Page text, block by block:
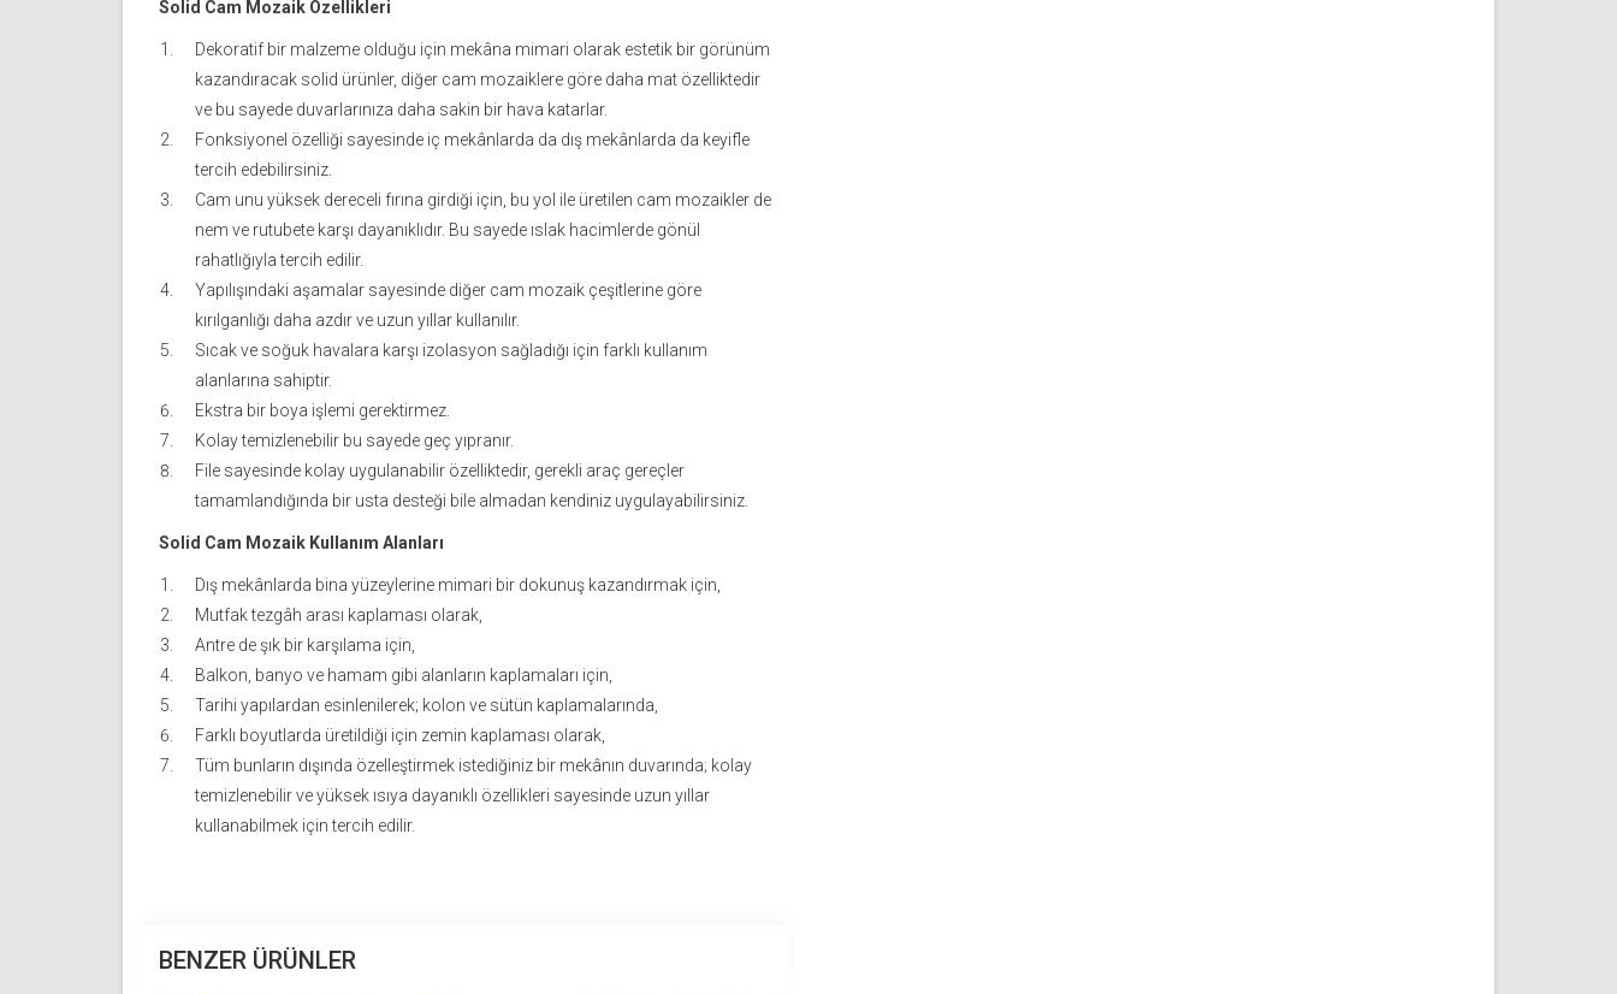
Solid Cam Mozaik Özellikleri
Dekoratif bir malzeme olduğu için mekâna mimari olarak estetik bir görünüm
kazandıracak solid ürünler, diğer cam mozaiklere göre daha mat özelliktedir
ve bu sayede duvarlarınıza daha sakin bir hava katarlar.
Fonksiyonel özelliği sayesinde iç mekânlarda da dış mekânlarda da keyifle
tercih edebilirsiniz.
Cam unu yüksek dereceli fırına girdiği için, bu yol ile üretilen cam mozaikler de
nem ve rutubete karşı dayanıklıdır. Bu sayede ıslak hacimlerde gönül
rahatlığıyla tercih edilir.
Yapılışındaki aşamalar sayesinde diğer cam mozaik çeşitlerine göre
kırılganlığı daha azdır ve uzun yıllar kullanılır.
Sıcak ve soğuk havalara karşı izolasyon sağladığı için farklı kullanım
alanlarına sahiptir.
Ekstra bir boya işlemi gerektirmez.
Kolay temizlenebilir bu sayede geç yıpranır.
File sayesinde kolay uygulanabilir özelliktedir, gerekli araç gereçler
tamamlandığında bir usta desteği bile almadan kendiniz uygulayabilirsiniz.
Solid Cam Mozaik Kullanım Alanları
Dış mekânlarda bina yüzeylerine mimari bir dokunuş kazandırmak için,
Mutfak tezgâh arası kaplaması olarak,
Antre de şık bir karşılama için,
Balkon, banyo ve hamam gibi alanların kaplamaları için,
Tarihi yapılardan esinlenilerek; kolon ve sütün kaplamalarında,
Farklı boyutlarda üretildiği için zemin kaplaması olarak,
Tüm bunların dışında özelleştirmek istediğiniz bir mekânın duvarında; kolay
temizlenebilir ve yüksek ısıya dayanıklı özellikleri sayesinde uzun yıllar
kullanabilmek için tercih edilir.
BENZER ÜRÜNLER